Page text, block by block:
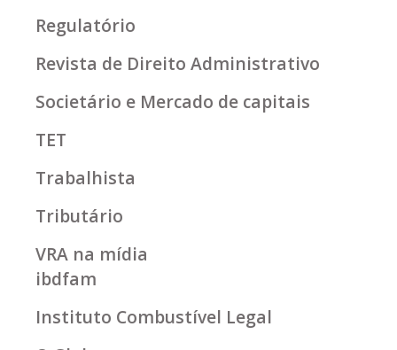
Regulatório
Revista de Direito Administrativo
Societário e Mercado de capitais
TET
Trabalhista
Tributário
VRA na mídia
ibdfam
Instituto Combustível Legal